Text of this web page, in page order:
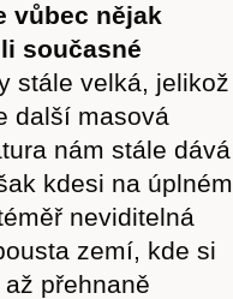
vůbec nějak
současné
stále velká, jelikož
další masová
nám stále dává
kdesi na úplném
neviditelná
zemí, kde si
přehnaně